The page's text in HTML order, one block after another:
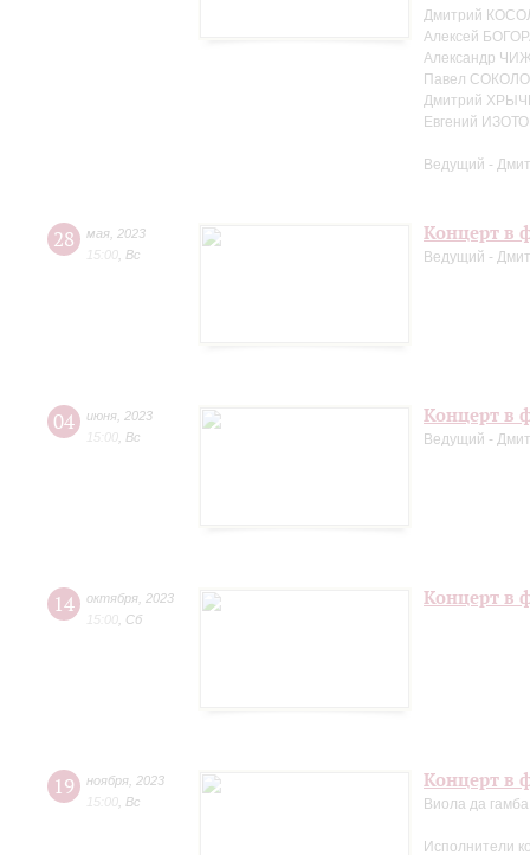
Дмитрий
Алексей
Александр
Павел
Дмитрий
Евгений
Ведущий -
28 мая 2023
15:00 Вс
Концерт в
Ведущий -
04 июня 2023
15:00 Вс
Концерт в
Ведущий -
14 октября 2023
15:00 Сб
Концерт в
19 ноября 2023
15:00 Вс
Концерт в
Виола да
Исполнители